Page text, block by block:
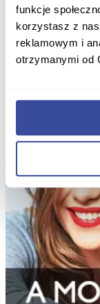
funkcje
korzystasz z
reklamowym i
otrzymanymi od